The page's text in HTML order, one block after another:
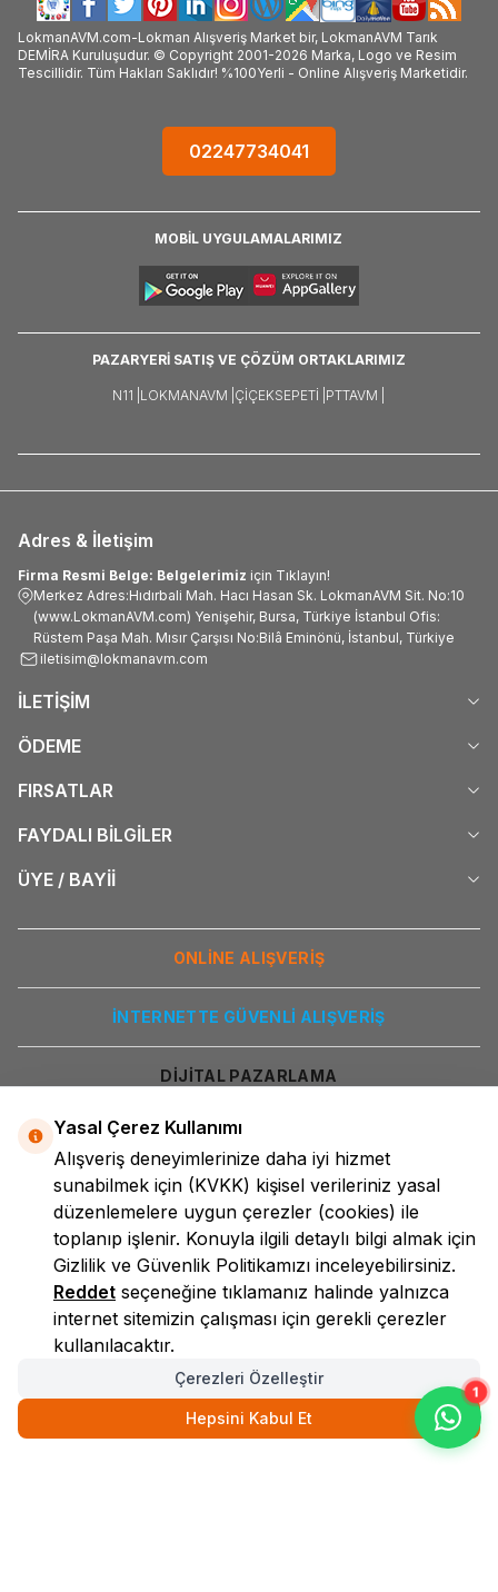
LokmanAVM.com-Lokman Alışveriş Market bir, LokmanAVM Tarık
DEMİRA Kuruluşudur. © Copyright 2001-2026 Marka, Logo ve Resim
Tescillidir. Tüm Hakları Saklıdır! %100Yerli - Online Alışveriş Marketidir.
02247734041
MOBİL UYGULAMALARIMIZ
PAZARYERİ SATIŞ VE ÇÖZÜM ORTAKLARIMIZ
N11 | LOKMANAVM | ÇIÇEKSEPETI | PTTAVM |
Adres & İletişim
Firma Resmi Belge: Belgelerimiz için Tıklayın!
Merkez Adres:Hıdırbali Mah. Hacı Hasan Sk. LokmanAVM Sit. No:10
(www.LokmanAVM.com) Yenişehir, Bursa, Türkiye İstanbul Ofis:
Rüstem Paşa Mah. Mısır Çarşısı No:Bilâ Eminönü, İstanbul, Türkiye
iletisim@lokmanavm.com
İLETİŞİM
ÖDEME
FIRSATLAR
FAYDALI BİLGİLER
ÜYE / BAYİİ
ONLİNE ALIŞVERİŞ
İNTERNETTE GÜVENLİ ALIŞVERİŞ
DİJİTAL PAZARLAMA
LokmanAVM
Yasal Çerez Kullanımı
Alışveriş deneyimlerinize daha iyi hizmet
sunabilmek için (KVKK) kişisel verileriniz yasal
düzenlemelere uygun çerezler (cookies) ile
toplanıp işlenir. Konuyla ilgili detaylı bilgi almak için
Gizlilik ve Güvenlik Politikamızı inceleyebilirsiniz.
Reddet seçeneğine tıklamanız halinde yalnızca
internet sitemizin çalışması için gerekli çerezler
kullanılacaktır.
Çerezleri Özelleştir
Hepsini Kabul Et